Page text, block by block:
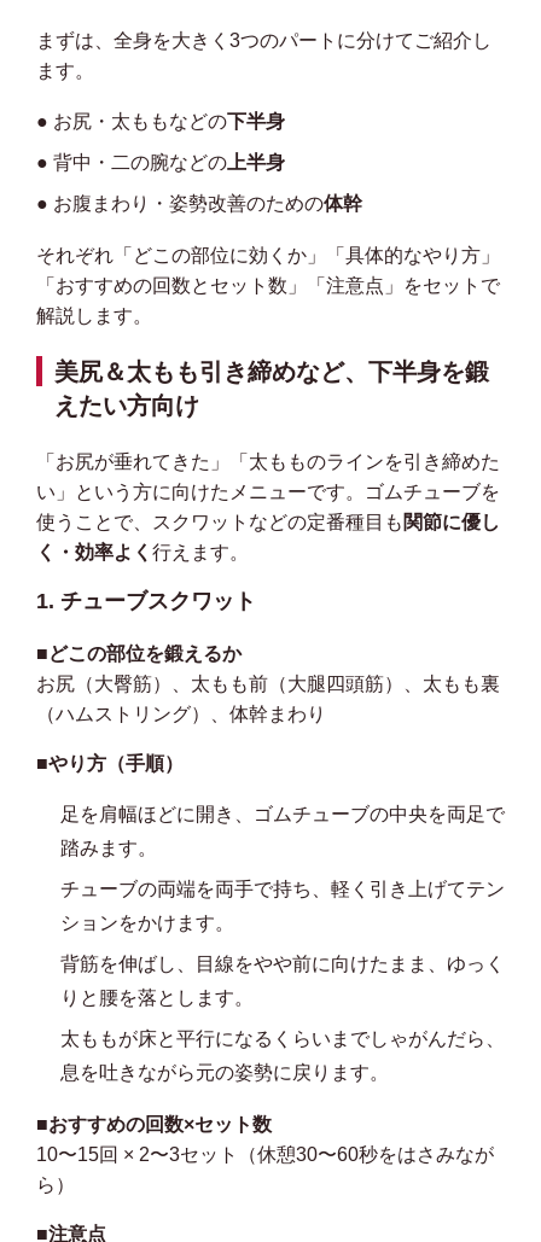
まずは、全身を大きく3つのパートに分けてご紹介し
ます。
● お尻・太ももなどの下半身
● 背中・二の腕などの 上半身
● お腹まわり・姿勢改善のための体幹
それぞれ「どこの部位に効くか」「具体的なやり方」
「おすすめの回数とセット数」「注意点」をセットで
解説します。
美尻＆太もも引き締めなど、下半身を鍛
えたい方向け
「お尻が垂れてきた」「太もものラインを引き締めた
い」という方に向けたメニューです。ゴムチューブを
使うことで、スクワットなどの定番種目も 関節に優し
く・効率よく 行えます。
1. チューブスクワット
■どこの部位を鍛えるか
お尻（大臀筋）、太もも前（大腿四頭筋）、太もも裏
（ハムストリング）、体幹まわり
■やり方（手順）
足を肩幅ほどに開き、ゴムチューブの中央を両足で
踏みます。
チューブの両端を両手で持ち、軽く引き上げてテン
ションをかけます。
背筋を伸ばし、目線をやや前に向けたまま、ゆっく
りと腰を落とします。
太ももが床と平行になるくらいまでしゃがんだら、
息を吐きながら元の姿勢に戻ります。
■おすすめの回数×セット数
10〜15回 × 2〜3セット（休憩30〜60秒をはさみなが
ら）
■注意点